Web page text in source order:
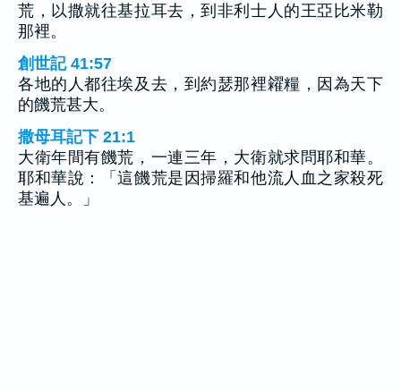
荒，以撒就往基拉耳去，到非利士人的王亞比米勒
那裡。
創世記 41:57
各地的人都往埃及去，到約瑟那裡糴糧，因為天下
的饑荒甚大。
撒母耳記下 21:1
大衛年間有饑荒，一連三年，大衛就求問耶和華。
耶和華說：「這饑荒是因掃羅和他流人血之家殺死
基遍人。」